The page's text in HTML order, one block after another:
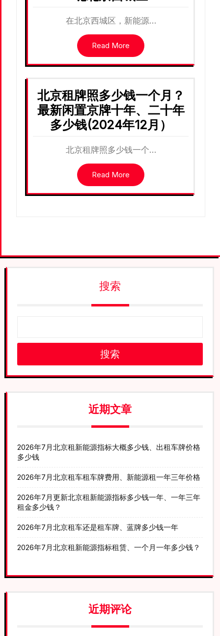
在北京西城区，新能源…
Read More
北京租牌照多少钱一个月？
最新闲置京牌十年、二十年
多少钱(2024年12月）
北京租牌照多少钱一个…
Read More
搜索
搜索
近期文章
2026年7月北京租新能源指标大概多少钱、出租车牌价格
多少钱
2026年7月北京租车租车牌费用、新能源租一年三年价格
2026年7月更新北京租新能源指标多少钱一年、一年三年
租金多少钱？
2026年7月北京租车还是租车牌、蓝牌多少钱一年
2026年7月北京租新能源指标租赁、一个月一年多少钱？
近期评论